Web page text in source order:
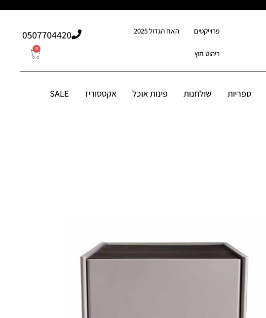
פרוייקטים האח הגדול 2025
ריהוט חוץ
507704420⁩0
0
ספריות שולחנות פינות אוכל אקססוריז SALE